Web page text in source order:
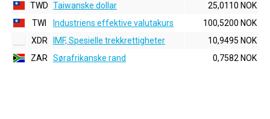
TWD Taiwanske dollar
25,0110 NOK
TWI
Industriens effektive valutakurs
100,5200 NOK
XDR
IMF, Spesielle trekkrettigheter
10,9495 NOK
ZAR
Sørafrikanske rand 0,7582 NOK